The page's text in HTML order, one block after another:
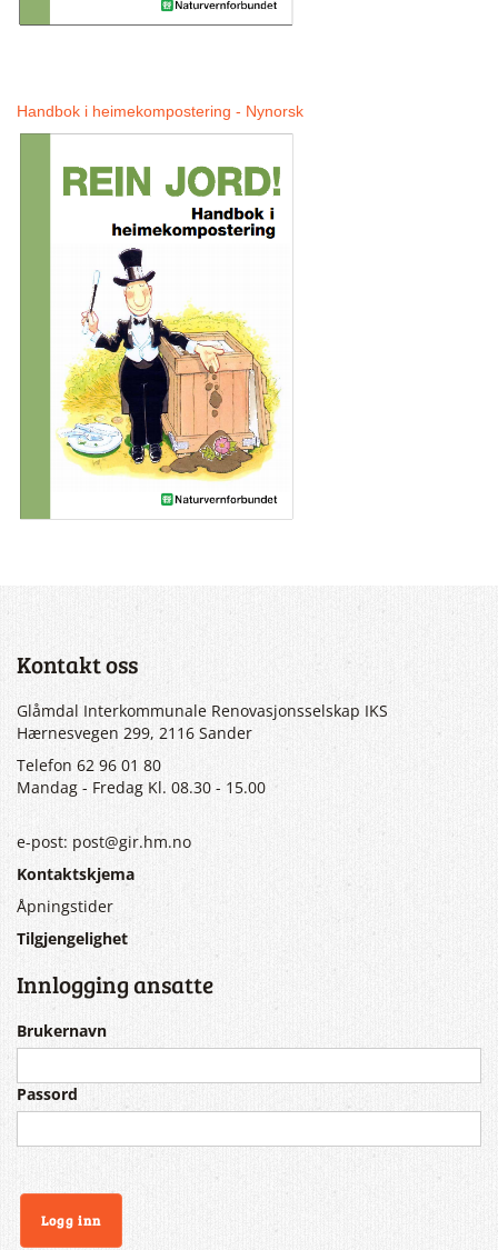
Handbok i heimekompostering - Nynorsk
Kontakt oss
Glåmdal Interkommunale Renovasjonsselskap IKS
Hærnesvegen 299, 2116 Sander
Telefon 62 96 01 80
Mandag - Fredag Kl. 08.30 - 15.00
e-post: post@gir.hm.no
Kontaktskjema
Åpningstider
Tilgjengelighet
Innlogging ansatte
Brukernavn
Passord